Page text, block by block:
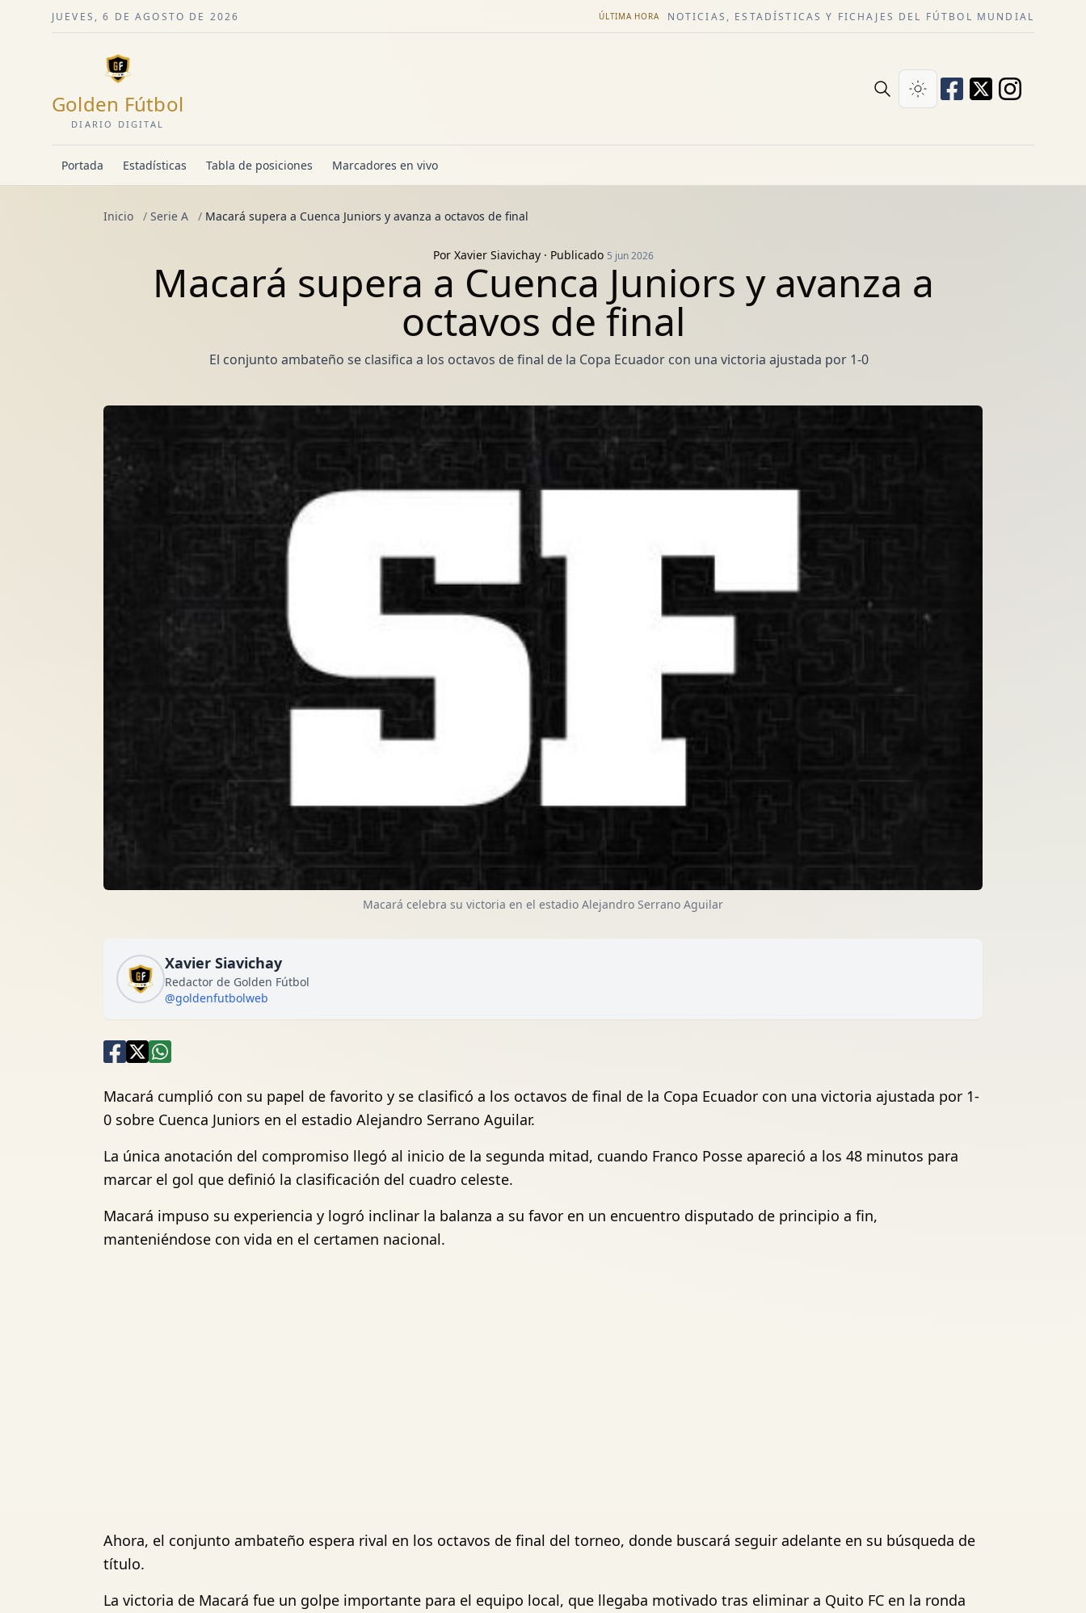
JUEVES, 6 DE AGOSTO DE 2026 ÚLTIMA HORA NOTICIAS, ESTADÍSTICAS Y FICHAJES DEL FÚTBOL MUNDIAL
Golden Fútbol
DIARIO DIGITAL
Portada Estadísticas Tabla de posiciones Marcadores en vivo
Inicio / Serie A / Macará supera a Cuenca Juniors y avanza a octavos de final
Por Xavier Siavichay· Publicado 5 jun 2026
Macará supera a Cuenca Juniors y avanza a
octavos de final
El conjunto ambateño se clasifica a los octavos de final de la Copa Ecuador con una victoria ajustada por 1-0
Macará celebra su victoria en el estadio Alejandro Serrano Aguilar
Xavier Siavichay
Redactor de Golden Fútbol
@goldenfutbolweb
Macará cumplió con su papel de favorito y se clasificó a los octavos de final de la Copa Ecuador con una victoria ajustada por 1-
0 sobre Cuenca Juniors en el estadio Alejandro Serrano Aguilar.
La única anotación del compromiso llegó al inicio de la segunda mitad, cuando Franco Posse apareció a los 48 minutos para
marcar el gol que definió la clasificación del cuadro celeste.
Macará impuso su experiencia y logró inclinar la balanza a su favor en un encuentro disputado de principio a fin,
manteniéndose con vida en el certamen nacional.
Ahora, el conjunto ambateño espera rival en los octavos de final del torneo, donde buscará seguir adelante en su búsqueda de
título.
La victoria de Macará fue un golpe importante para el equipo local, que llegaba motivado tras eliminar a Quito FC en la ronda